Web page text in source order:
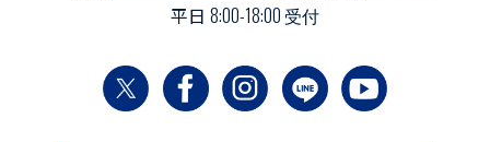
平日 8:00-18:00 受付